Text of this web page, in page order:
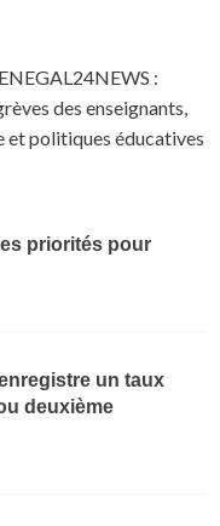
:
des enseignants,
et politiques éducatives
priorités pour
un taux
deuxième